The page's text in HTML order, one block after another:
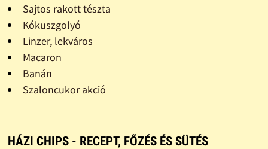
Sajtos rakott tészta
Kókuszgolyó
Linzer, lekváros
Macaron
Banán
Szaloncukor akció
HÁZI CHIPS - RECEPT, FŐZÉS ÉS SÜTÉS